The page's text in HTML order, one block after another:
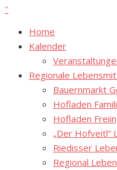
for:
Home
Kalender
Regionale
Bauernmarkt
Hofladen
Hofladen
„Der Hofveitl“
Riedisser
Regional